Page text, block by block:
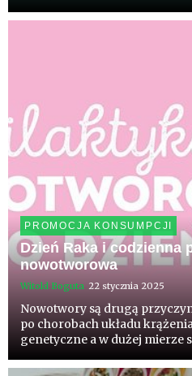
zaczynać posiłek od warzyw
PROMOCJA KONSUMPCJI
Dzień Raka i codzienna
nowotworowa
Witold Boguta 22 stycznia 2025
Nowotwory są drugą
po chorobach układu
genetyczne a w dużej mierze
brakiem ruchu prowadzą do